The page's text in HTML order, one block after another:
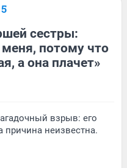
сестры:
потому что
а она плачет»
взрыв: его
неизвестна.